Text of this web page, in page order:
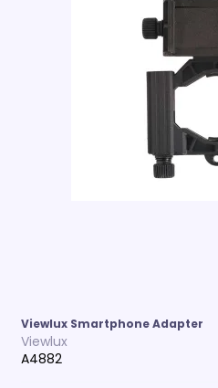
Viewlux Smartphone Adapter
Viewlux
A4882